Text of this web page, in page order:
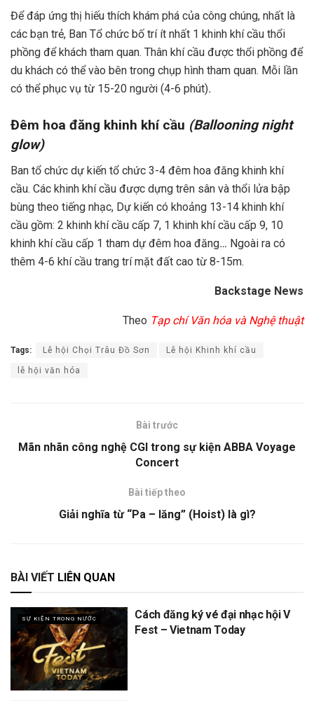
Để đáp ứng thị hiếu thích khám phá của công chúng, nhất là
các bạn trẻ, Ban Tổ chức bố trí ít nhất 1 khinh khí cầu thổi
phồng để khách tham quan. Thân khí cầu được thổi phồng để
du khách có thể vào bên trong chụp hình tham quan. Mỗi lần
có thể phục vụ từ 15-20 người (4-6 phút).
Đêm hoa đăng khinh khí cầu (Ballooning night
glow)
Ban tổ chức dự kiến tổ chức 3-4 đêm hoa đăng khinh khí
cầu. Các khinh khí cầu được dựng trên sân và thổi lửa bập
bùng theo tiếng nhạc, Dự kiến có khoảng 13-14 khinh khí
cầu gồm: 2 khinh khí cầu cấp 7, 1 khinh khí cầu cấp 9, 10
khinh khí cầu cấp 1 tham dự đêm hoa đăng… Ngoài ra có
thêm 4-6 khí cầu trang trí mặt đất cao từ 8-15m.
Backstage News
Theo Tạp chí Văn hóa và Nghệ thuật
Tags: Lễ hội Chọi Trâu Đồ Sơn Lễ hội Khinh khí cầu
lễ hội văn hóa
Bài trước
Mãn nhãn công nghệ CGI trong sự kiện ABBA Voyage
Concert
Bài tiếp theo
Giải nghĩa từ “Pa – lăng” (Hoist) là gì?
BÀI VIẾT LIÊN QUAN
SỰ KIỆN TRONG NƯỚC
Cách đăng ký vé đại nhạc hội V
Fest – Vietnam Today